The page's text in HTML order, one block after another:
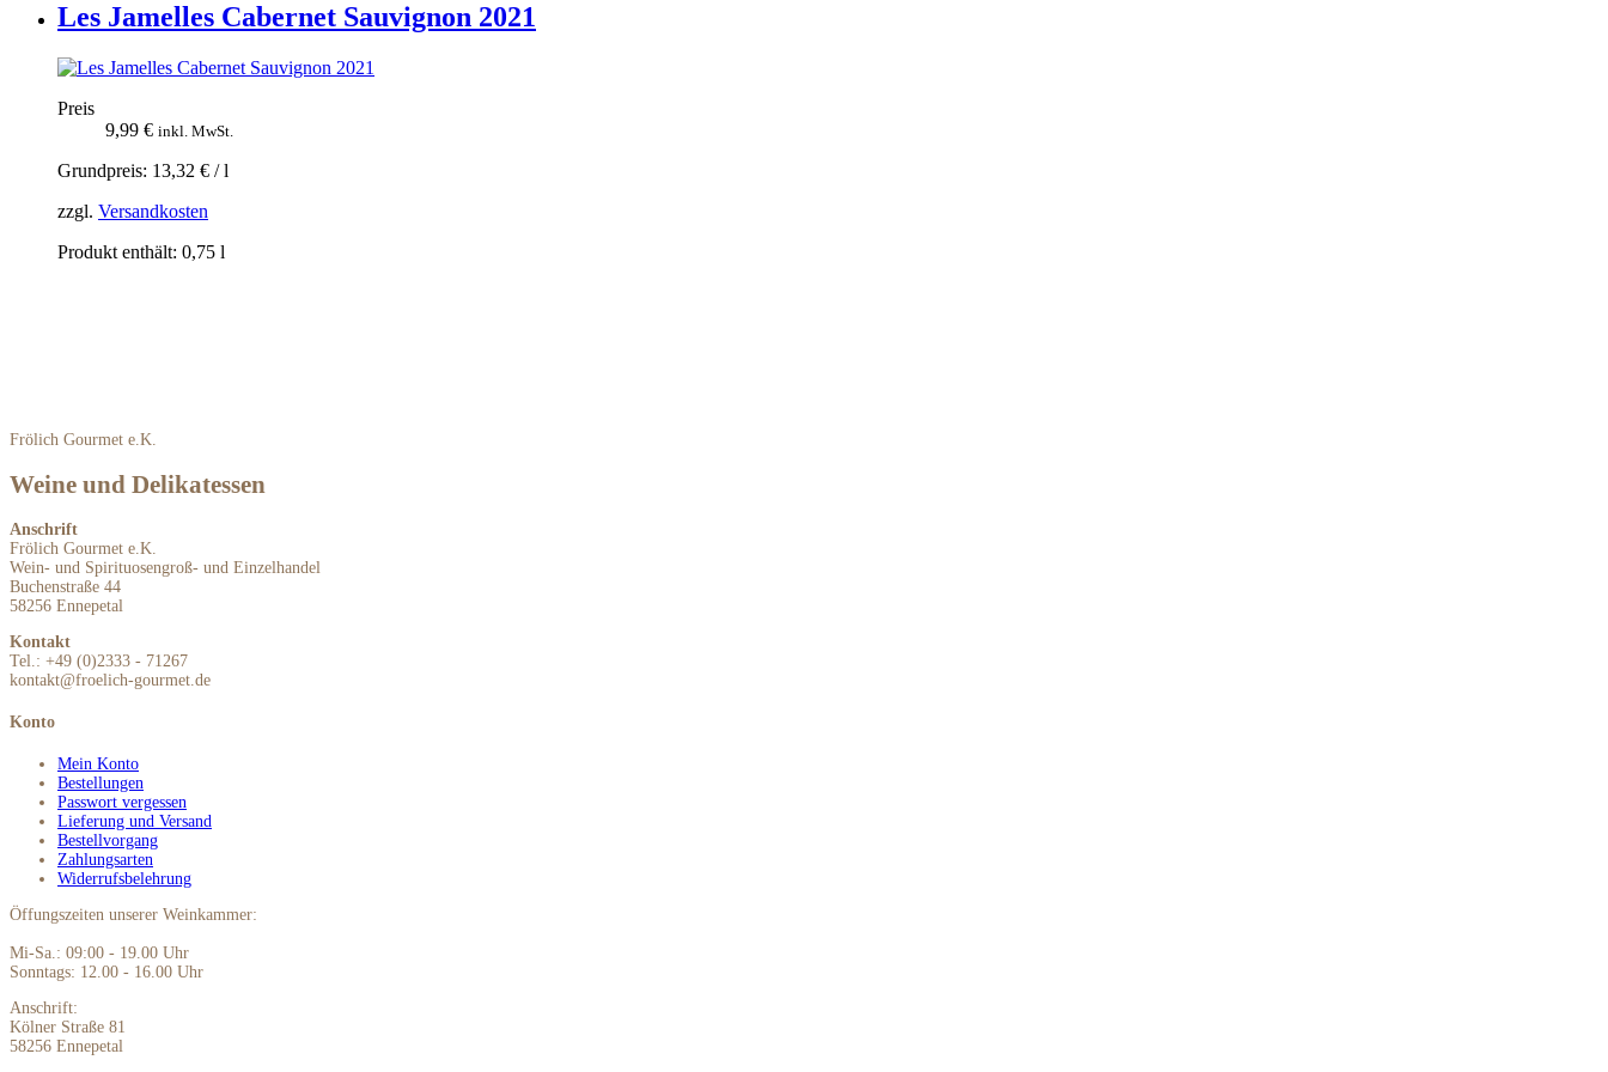
Les Jamelles Cabernet Sauvignon 2021
Preis
9,99 € inkl. MwSt.
Grundpreis: 13,32 € /l
zzgl. Versandkosten
Produkt enthält: 0,75 l
Frölich Gourmet e.K.
Weine und Delikatessen
Anschrift
Frölich Gourmet e.K.
Wein- und Spirituosengroß- und Einzelhandel
Buchenstraße 44
58256 Ennepetal
Kontakt
Tel.: +49 (0)2333 - 71267
kontakt@froelich-gourmet.de
Konto
Mein Konto
Bestellungen
Passwort vergessen
Lieferung und Versand
Bestellvorgang
Zahlungsarten
Widerrufsbelehrung
Öffungszeiten unserer Weinkammer:
Mi-Sa.: 09:00 - 19.00 Uhr
Sonntags: 12.00 - 16.00 Uhr
Anschrift:
Kölner Straße 81
58256 Ennepetal